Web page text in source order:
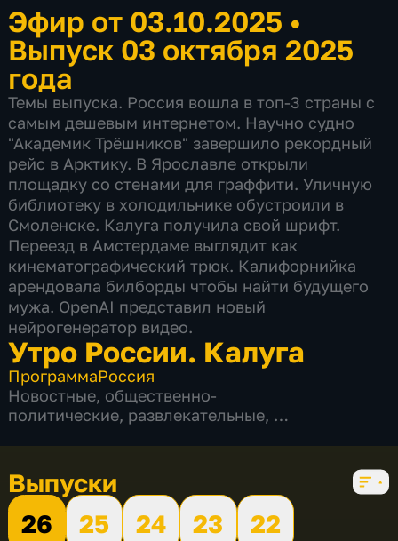
Эфир от 03.10.2025 •
Выпуск 03 октября 2025
года
Темы выпуска. Россия вошла в топ-3 страны с
самым дешевым интернетом. Научно судно
"Академик Трёшников" завершило рекордный
рейс в Арктику. В Ярославле открыли
площадку со стенами для граффити. Уличную
библиотеку в холодильнике обустроили в
Смоленске. Калуга получила свой шрифт.
Переезд в Амстердаме выглядит как
кинематографический трюк. Калифорнийка
арендовала билборды чтобы найти будущего
мужа. OpenAI представил новый
нейрогенератор видео.
Утро России. Калуга
ПрограммаРоссия
Новостные, общественно-
политические, развлекательные,
Выпуски
26
25 24 23
22